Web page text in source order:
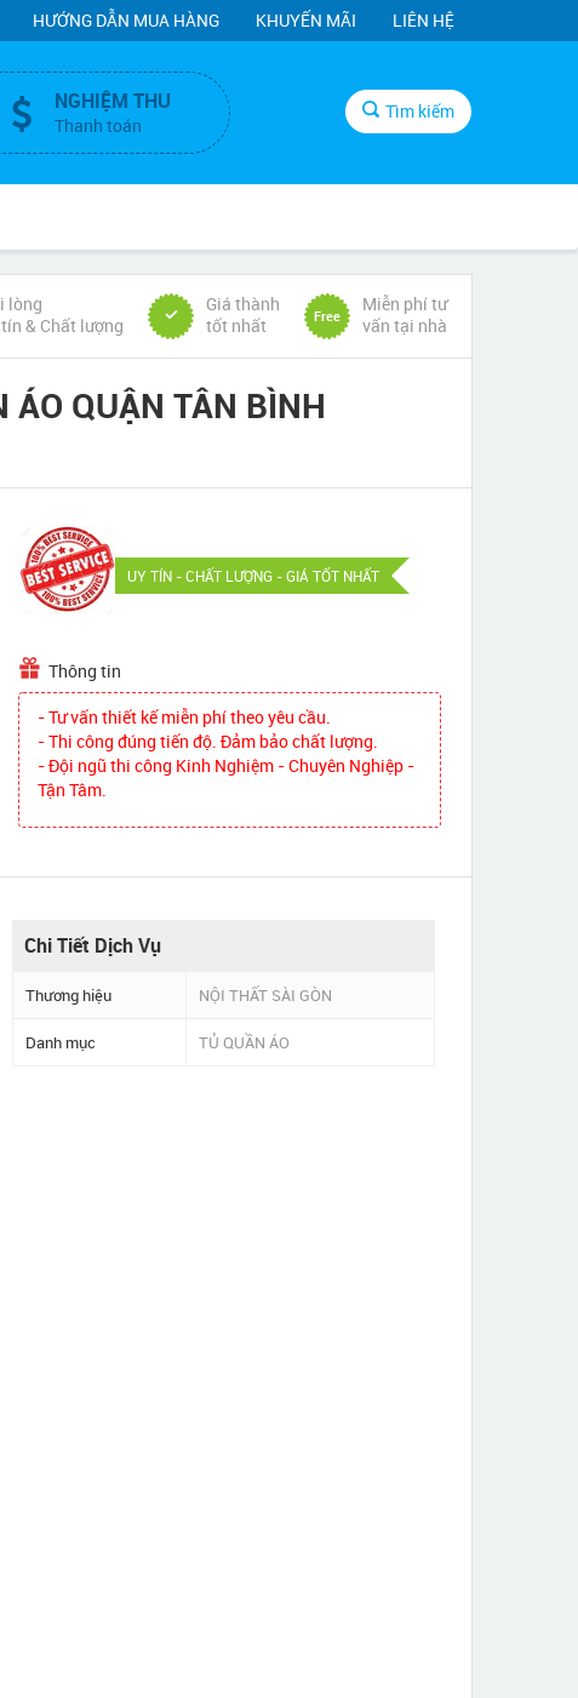
HƯỚNG DẪN MUA HÀNG KHUYẾN MÃI LIÊN HỆ
NGHIỆM THU
Thanh toán
Tìm kiếm
lòng
tín & Chất lượng
Giá thành
tốt nhất
Free
Miễn phí tư
vấn tại nhà
ÁO QUẬN TÂN BÌNH
UY TÍN - CHẤT LƯỢNG - GIÁ TỐT NHẤT
Thông tin
- Tư vấn thiết kế miễn phí theo yêu cầu.
- Thi công đúng tiến độ. Đảm bảo chất lượng.
- Đội ngũ thi công Kinh Nghiệm - Chuyên Nghiệp -
Tận Tâm.
Chi Tiết Dịch Vụ
Thương hiệu NỘI THẤT SÀI GÒN
Danh mục TỦ QUẦN ÁO